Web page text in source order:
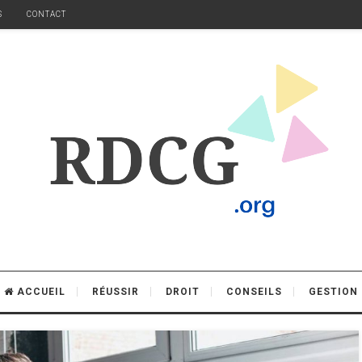
CONTACT
ACCUEIL RÉUSSIR DROIT CONSEILS GESTION